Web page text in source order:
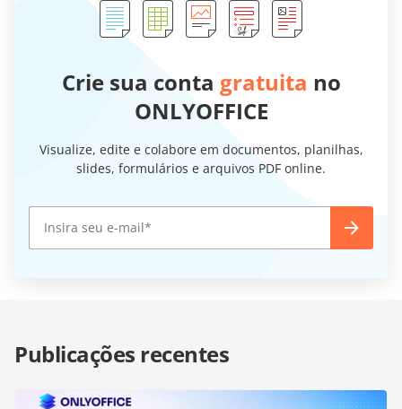
Crie sua conta gratuita no
ONLYOFFICE
Visualize, edite e colabore em documentos, planilhas,
slides, formulários e arquivos PDF online.
Publicações recentes